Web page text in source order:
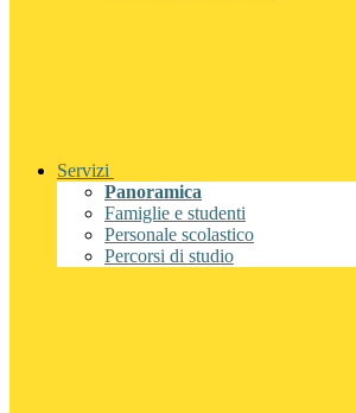
Servizi
Panoramica
Famiglie e studenti
Personale scolastico
Percorsi di studio